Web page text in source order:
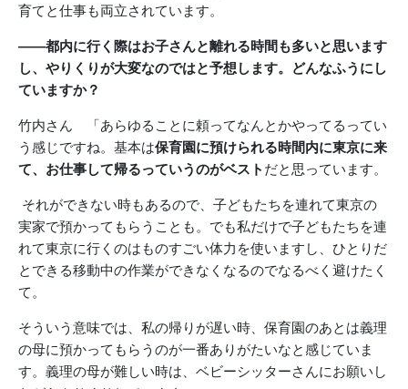
育てと仕事も両立されています。
――都内に行く際はお子さんと離れる時間も多いと思います
し、やりくりが大変なのではと予想します。どんなふうにし
ていますか？
竹内さん 「あらゆることに頼ってなんとかやってるってい
う感じですね。基本は保育園に預けられる時間内に東京に来
て、お仕事して帰るっていうのがベスト だと思っています。
それができない時もあるので、子どもたちを連れて東京の
実家で預かってもらうことも。でも私だけで子どもたちを連
れて東京に行くのはものすごい体力を使いますし、ひとりだ
とできる移動中の作業ができなくなるのでなるべく避けたく
て。
そういう意味では、私の帰りが遅い時、 保育園のあとは義理
の母に預かってもらうのが一番ありがたいなと感じていま
す。義理の母が難しい時は、ベビーシッターさんにお願いし